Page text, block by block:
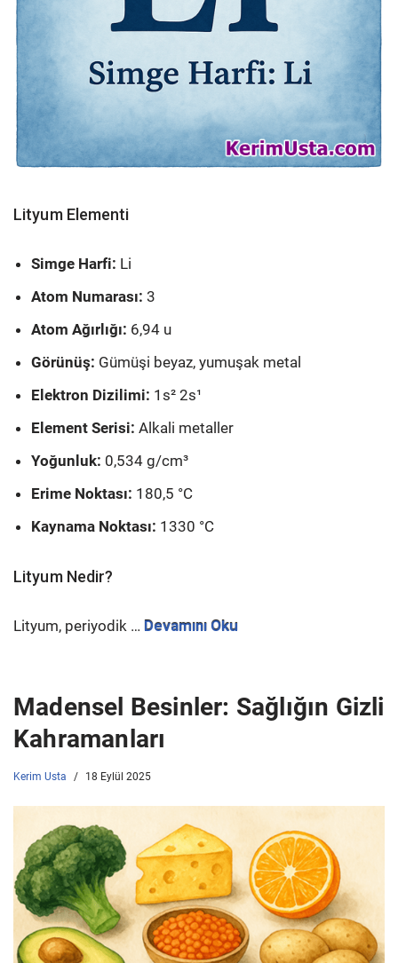
Lityum Elementi
Simge Harfi: Li
Atom Numarası: 3
Atom Ağırlığı: 6,94 u
Görünüş: Gümüşi beyaz, yumuşak metal
Elektron Dizilimi: 1s² 2s¹
Element Serisi: Alkali metaller
Yoğunluk: 0,534 g/cm³
Erime Noktası: 180,5 °C
Kaynama Noktası: 1330 °C
Lityum Nedir?
Lityum, periyodik … Devamını Oku
Madensel Besinler: Sağlığın Gizli
Kahramanları
Kerim Usta 18 Eylül 2025